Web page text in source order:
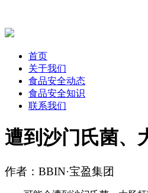
首页
关于我们
食品安全动态
食品安全知识
联系我们
遭到沙门氏菌、
作者：BBIN·宝盈集团